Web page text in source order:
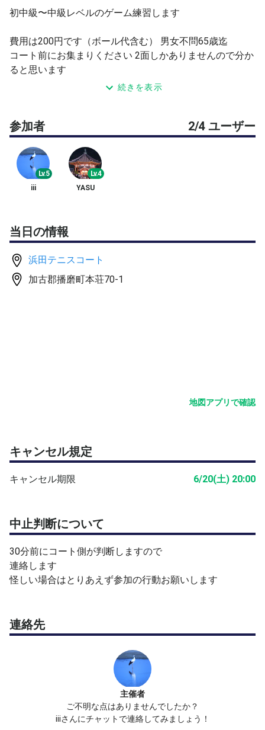
初中級〜中級レベルのゲーム練習します
費用は200円です（ボール代含む） 男女不問65歳迄
コート前にお集まりください 2面しかありませんので分か
ると思います
分補給等 防衛策を講じてください 雨天の中止はコート側
の判断によります 直近のキャンセルは他の方へ迷惑にな
りますので 極力無いように願います 体調が優れない場合
や 用事等で状況が不確かな場合はご遠慮ください
続きを表示
参加者 2/4 ユーザー
Lv.5
iii
Lv.4
YASU
当日の情報
浜田テニスコート
加古郡播磨町本荘70-1
地図アプリで確認
キャンセル規定
キャンセル期限 6/20(土) 20:00
中止判断について
30分前にコート側が判断しますので
連絡します
怪しい場合はとりあえず参加の行動お願いします
連絡先
主催者
ご不明な点はありませんでしたか？
iiiさんにチャットで連絡してみましょう！